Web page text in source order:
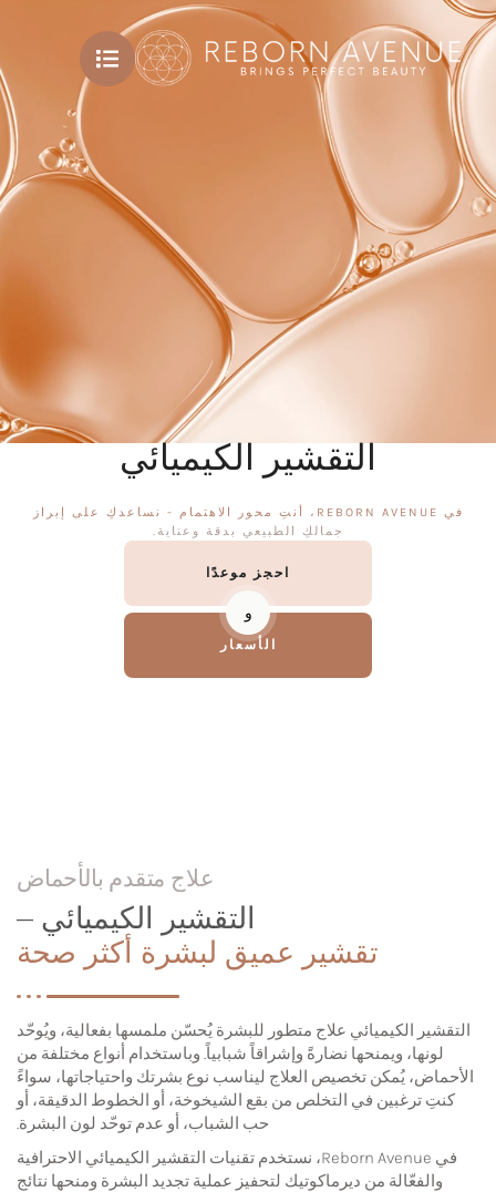
التقشير الكيميائي
في REBORN AVENUE، أنتِ محور الاهتمام - نساعدكِ على إبراز
جمالكِ الطبيعي بدقة وعناية.
احجز موعدًا
و
الأسعار
علاج متقدم بالأحماض
التقشير الكيميائي –
تقشير عميق لبشرة أكثر صحة
التقشير الكيميائي علاج متطور للبشرة يُحسّن ملمسها بفعالية، ويُوحّد
لونها، ويمنحها نضارةً وإشراقاً شبابياً. وباستخدام أنواع مختلفة من
الأحماض، يُمكن تخصيص العلاج ليناسب نوع بشرتك واحتياجاتها، سواءً
كنتِ ترغبين في التخلص من بقع الشيخوخة، أو الخطوط الدقيقة، أو
حب الشباب، أو عدم توحّد لون البشرة.
في Reborn Avenue، نستخدم تقنيات التقشير الكيميائي الاحترافية
والفعّالة من ديرماكوتيك لتحفيز عملية تجديد البشرة ومنحها نتائج